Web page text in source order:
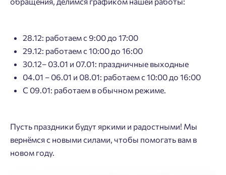
28.12: работаем с 9:00 до 17:00
29.12: работаем с 10:00 до 16:00
30.12– 03.01 и 07.01: праздничные выходные
04.01 – 06.01 и 08.01: работаем с 10:00 до 16:00
С 09.01: работаем в обычном режиме.
Пусть праздники будут яркими и радостными! Мы
вернёмся с новыми силами, чтобы помогать вам в
новом году.